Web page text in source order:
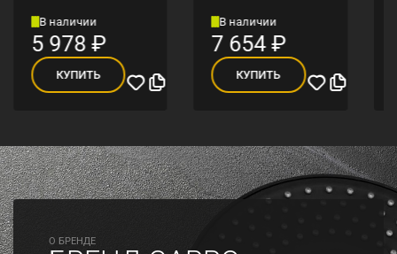
В наличии
5 978₽
КУПИТЬ
В наличии
7 654₽
КУПИТЬ
O БРЕНДЕ